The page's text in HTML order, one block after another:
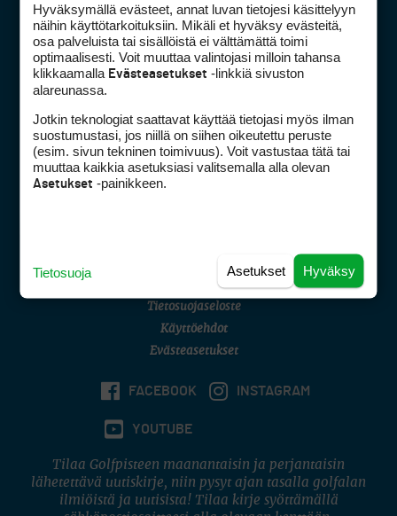
Golfpiste mediakortti
Golfpisteen yhteystiedot
DSA avoimuusraportti
Asiakaspalvelu
(digi) digi@otavamedia.fi
Tietosuojaseloste
Käyttöehdot
Evästeasetukset
FACEBOOK INSTAGRAM
YOUTUBE
Tilaa Golfpisteen maanantaisin ja perjantaisin
lähetettävä uutiskirje, niin pysyt ajan tasalla golfalan
ilmiöistä ja uutisista! Tilaa kirje syöttämällä
Hyväksymällä evästeet, annat luvan tietojesi käsittelyyn
näihin käyttötarkoituksiin. Mikäli et hyväksy evästeitä,
osa palveluista tai sisällöistä ei välttämättä toimi
optimaalisesti. Voit muuttaa valintojasi milloin tahansa
klikkaamalla Evästeasetukset -linkkiä sivuston
alareunassa.
Jotkin teknologiat saattavat käyttää tietojasi myös ilman
suostumustasi, jos niillä on siihen oikeutettu peruste
(esim. sivun tekninen toimivuus). Voit vastustaa tätä tai
muuttaa kaikkia asetuksiasi valitsemalla alla olevan
Asetukset -painikkeen.
Hyväksy
Asetukset
Tietosuoja